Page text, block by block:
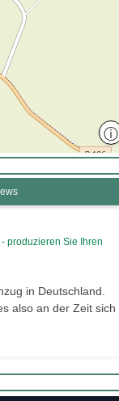
ⓘ
produzieren Sie Ihren
in Deutschland.
also an der Zeit sich